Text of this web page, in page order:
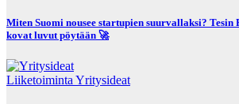
Miten Suomi nousee startupien suurvallaksi?
kovat luvut pöytään 🚀
Liiketoiminta Yritysideat